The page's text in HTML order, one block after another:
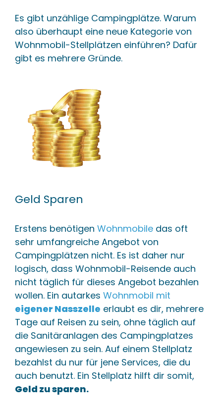
Es gibt unzählige Campingplätze. Warum
also überhaupt eine neue Kategorie von
Wohnmobil-Stellplätzen einführen? Dafür
gibt es mehrere Gründe.
Geld Sparen
Erstens benötigen Wohnmobile das oft
sehr umfangreiche Angebot von
Campingplätzen nicht. Es ist daher nur
logisch, dass Wohnmobil-Reisende auch
nicht täglich für dieses Angebot bezahlen
wollen. Ein autarkes Wohnmobil mit
eigener Nasszelle erlaubt es dir, mehrere
Tage auf Reisen zu sein, ohne täglich auf
die Sanitäranlagen des Campingplatzes
angewiesen zu sein. Auf einem Stellplatz
bezahlst du nur für jene Services, die du
auch benutzt. Ein Stellplatz hilft dir somit,
Geld zu sparen.